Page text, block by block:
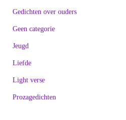
Gedichten over ouders
Geen categorie
Jeugd
Liefde
Light verse
Prozagedichten